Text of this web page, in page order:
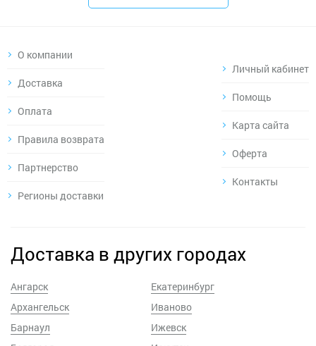
О компании
Доставка
Оплата
Правила возврата
Партнерство
Регионы доставки
Личный кабинет
Помощь
Карта сайта
Оферта
Контакты
Доставка в других городах
Ангарск
Архангельск
Барнаул
Екатеринбург
Иваново
Ижевск